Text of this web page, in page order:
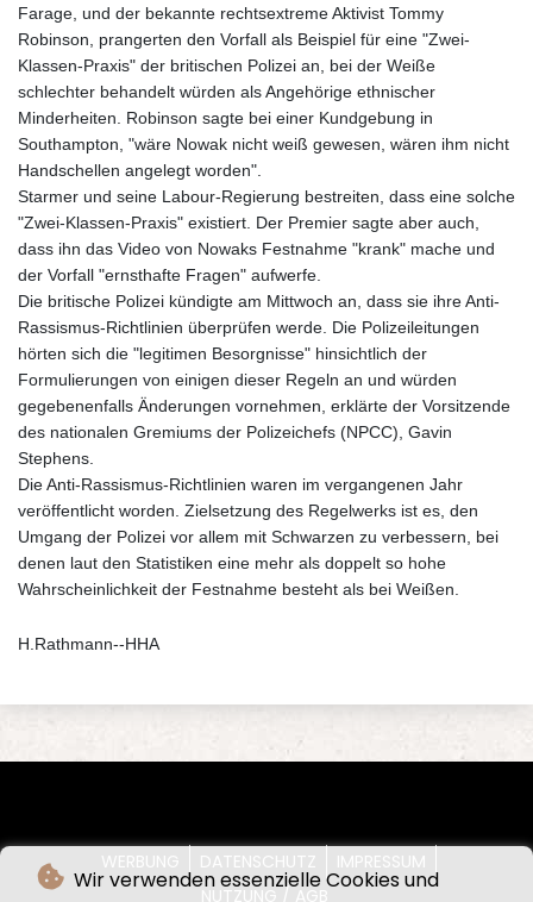
Wir verwenden essenzielle Cookies und
Farage, und der bekannte rechtsextreme Aktivist Tommy
Robinson, prangerten den Vorfall als Beispiel für eine "Zwei-
Klassen-Praxis" der britischen Polizei an, bei der Weiße
schlechter behandelt würden als Angehörige ethnischer
Minderheiten. Robinson sagte bei einer Kundgebung in
Southampton, "wäre Nowak nicht weiß gewesen, wären ihm nicht
Handschellen angelegt worden".
Starmer und seine Labour-Regierung bestreiten, dass eine solche
"Zwei-Klassen-Praxis" existiert. Der Premier sagte aber auch,
dass ihn das Video von Nowaks Festnahme "krank" mache und
der Vorfall "ernsthafte Fragen" aufwerfe.
Die britische Polizei kündigte am Mittwoch an, dass sie ihre Anti-
Rassismus-Richtlinien überprüfen werde. Die Polizeileitungen
hörten sich die "legitimen Besorgnisse" hinsichtlich der
Formulierungen von einigen dieser Regeln an und würden
gegebenenfalls Änderungen vornehmen, erklärte der Vorsitzende
des nationalen Gremiums der Polizeichefs (NPCC), Gavin
Stephens.
Die Anti-Rassismus-Richtlinien waren im vergangenen Jahr
veröffentlicht worden. Zielsetzung des Regelwerks ist es, den
Umgang der Polizei vor allem mit Schwarzen zu verbessern, bei
denen laut den Statistiken eine mehr als doppelt so hohe
Wahrscheinlichkeit der Festnahme besteht als bei Weißen.
H.Rathmann--HHA
WERBUNG DATENSCHUTZ
IMPRESSUM
NUTZUNG / AGB